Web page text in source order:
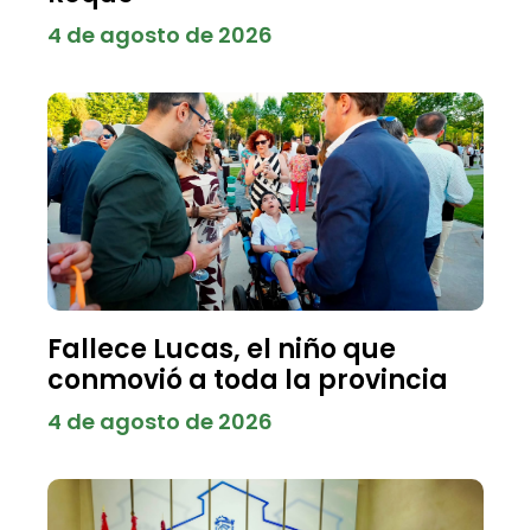
4 de agosto de 2026
Fallece Lucas, el niño que
conmovió a toda la provincia
4 de agosto de 2026